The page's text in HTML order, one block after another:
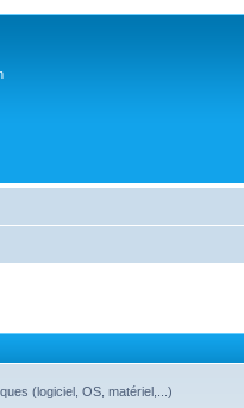
(logiciel, OS, matériel,...)